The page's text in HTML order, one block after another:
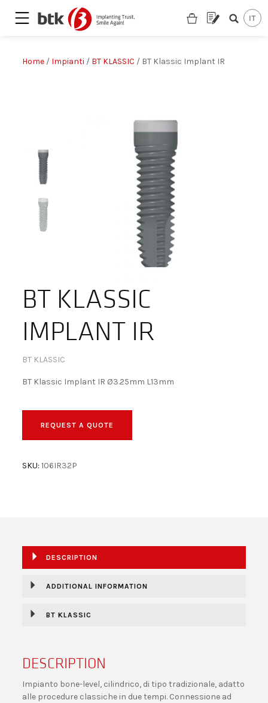
Are you looking for a partner?
Home / Impianti / BT KLASSIC / BT Klassic Implant IR
BT KLASSIC
IMPLANT IR
BT KLASSIC
BT Klassic Implant IR Ø3.25mm L13mm
REQUEST A QUOTE
SKU:106IR32P
DESCRIPTION
ADDITIONAL INFORMATION
BT KLASSIC
DESCRIPTION
Impianto bone-level, cilindrico, di tipo tradizionale, adatto
alle procedure classiche in due tempi. Connessione ad